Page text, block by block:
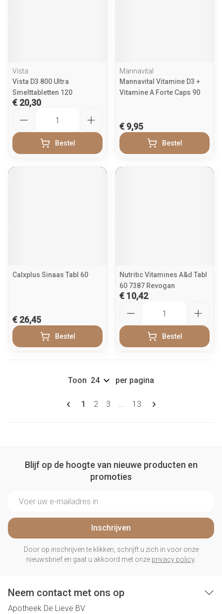
Vista
Vista D3 800 Ultra
Smelttabletten 120
€ 20,30
Bestel
Mannavital
Mannavital Vitamine D3 +
Vitamine A Forte Caps 90
€ 9,95
Bestel
Calxplus Sinaas Tabl 60
€ 26,45
Bestel
Nutritic Vitamines A&d Tabl
60 7387 Revogan
€ 10,42
Bestel
Pagina's
U lees momenteel pagina
1 Pagina
2 Pagina
3 ... Pagina
13
Toon per pagina
Blijf op de hoogte van nieuwe producten en
promoties
Inschrijven
Door op inschrijven te klikken, schrijft u zich in voor onze
nieuwsbrief en gaat u akkoord met onze privacy policy.
Neem contact met ons op
Apotheek De Lieve BV